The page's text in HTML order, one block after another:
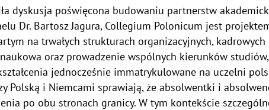
dyskusja poświęcona budowaniu partnerstw
Dr. Bartosz Jagura, Collegium Polonicum jest
na trwałych strukturach organizacyjnych,
oraz prowadzenie wspólnych kierunków
jednocześnie immatrykulowane na uczelni
Polską i Niemcami sprawiają, że absolwentki i
po obu stronach granicy. W tym kontekście